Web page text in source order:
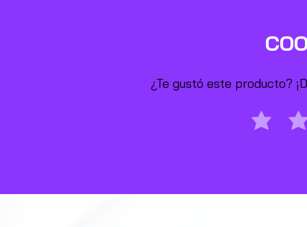
¿Te gustó este producto?